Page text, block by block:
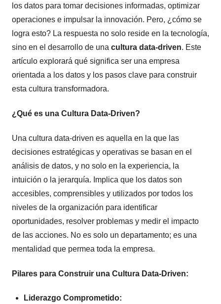
los datos para tomar decisiones informadas, optimizar
operaciones e impulsar la innovación. Pero, ¿cómo se
logra esto? La respuesta no solo reside en la tecnología,
sino en el desarrollo de una cultura data-driven. Este
artículo explorará qué significa ser una empresa
orientada a los datos y los pasos clave para construir
esta cultura transformadora.
¿Qué es una Cultura Data-Driven?
Una cultura data-driven es aquella en la que las
decisiones estratégicas y operativas se basan en el
análisis de datos, y no solo en la experiencia, la
intuición o la jerarquía. Implica que los datos son
accesibles, comprensibles y utilizados por todos los
niveles de la organización para identificar
oportunidades, resolver problemas y medir el impacto
de las acciones. No es solo un departamento; es una
mentalidad que permea toda la empresa.
Pilares para Construir una Cultura Data-Driven:
Liderazgo Comprometido: